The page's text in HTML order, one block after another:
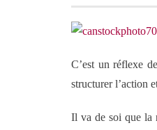
C’est un réflexe
structurer l’action
Il va de soi que la